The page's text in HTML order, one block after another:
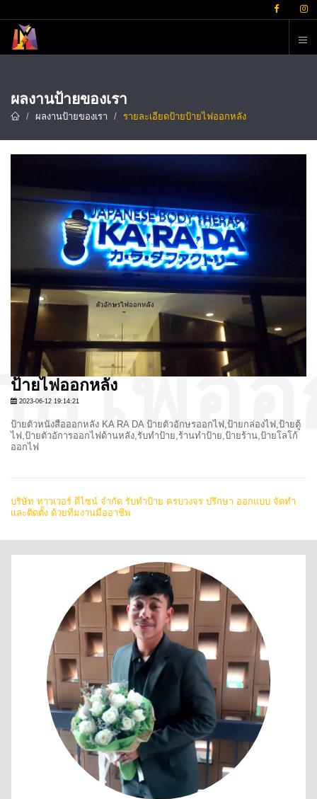
ผลงานป้ายของเรา
ผลงานป้ายของเรา รายละเอียดป้ายป้ายไฟออกหลัง
ป้ายไฟออกหลัง
2023-06-12 19:14:21
ป้ายตัวหนังสือออกหลัง KA RA DA ป้ายตัวอักษรออกไฟ,ป้ายกล่องไฟ,ป้ายตู้
ไฟ,ป้ายตัวอัการออกไฟด้านหลัง,รับทำป้าย,ร้านทำป้าย,ป้ายร้าน,ป้ายโลโก้
ออกไฟ
บริษัท ทาวเวอร์ ดีไซน์ จำกัด รับทำป้าย ครบวงจร ปรึกษา ออกแบบ จัดทำ
และติดตั้ง ด้วยทีมงานมืออาชีพ